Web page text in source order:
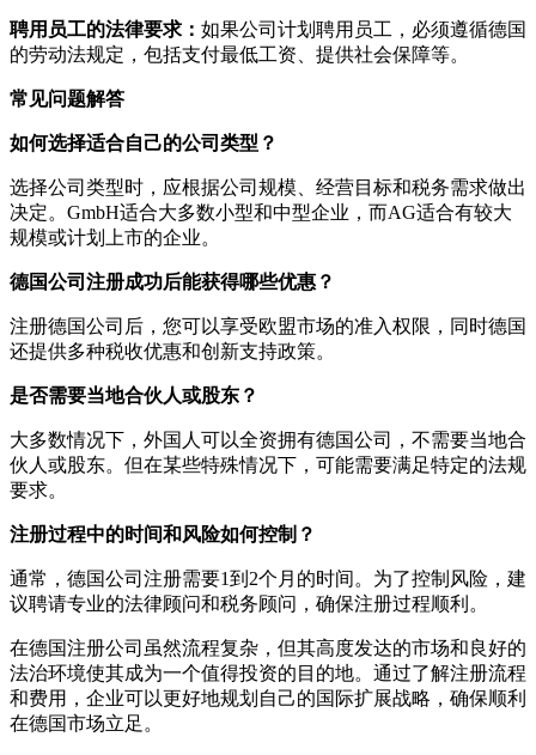
聘用员工的法律要求： 如果公司计划聘用员工，必须遵循德国
的劳动法规定，包括支付最低工资、提供社会保障等。
常见问题解答
如何选择适合自己的公司类型？
选择公司类型时，应根据公司规模、经营目标和税务需求做出
决定。GmbH适合大多数小型和中型企业，而AG适合有较大
规模或计划上市的企业。
德国公司注册成功后能获得哪些优惠？
注册德国公司后，您可以享受欧盟市场的准入权限，同时德国
还提供多种税收优惠和创新支持政策。
是否需要当地合伙人或股东？
大多数情况下，外国人可以全资拥有德国公司，不需要当地合
伙人或股东。但在某些特殊情况下，可能需要满足特定的法规
要求。
注册过程中的时间和风险如何控制？
通常，德国公司注册需要1到2个月的时间。为了控制风险，建
议聘请专业的法律顾问和税务顾问，确保注册过程顺利。
在德国注册公司虽然流程复杂，但其高度发达的市场和良好的
法治环境使其成为一个值得投资的目的地。通过了解注册流程
和费用，企业可以更好地规划自己的国际扩展战略，确保顺利
在德国市场立足。